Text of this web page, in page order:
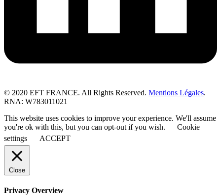
© 2020 EFT FRANCE. All Rights Reserved. Mentions Légales.
RNA: W783011021
This website uses cookies to improve your experience. We'll assume
you're ok with this, but you can opt-out if you wish.
Cookie
settings
ACCEPT
Close
Privacy Overview